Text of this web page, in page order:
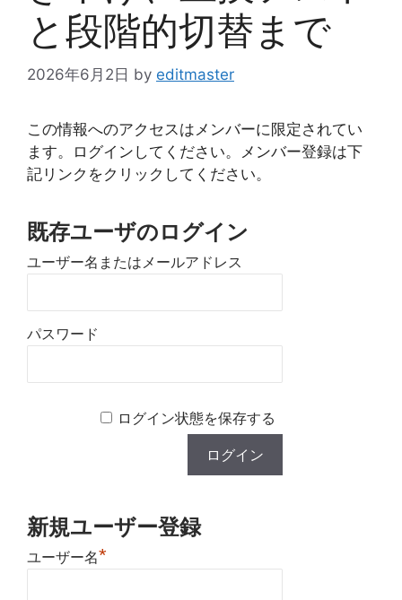
と段階的切替まで
2026年6月2日 by editmaster
この情報へのアクセスはメンバーに限定されてい
ます。ログインしてください。メンバー登録は下
記リンクをクリックしてください。
既存ユーザのログイン
ユーザー名またはメールアドレス
パスワード
ログイン状態を保存する
新規ユーザー登録
ユーザー名*